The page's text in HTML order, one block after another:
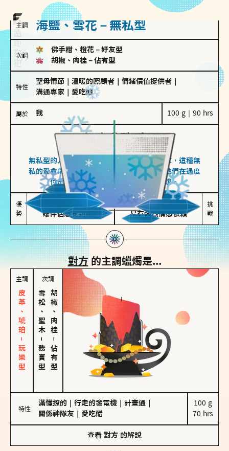
主調 海鹽、雪花－無私型
次調
佛手柑、橙花 － 好友型
胡椒、肉桂 － 佔有型
特性
聖母情節 溫暖的照顧者 情緒價值提供者
溝通專家
愛吃醋
屬於 我 100 g｜90 hrs
無私型
海鹽、雪花
無私型的人傾向用心呵護、滿足另一半的需求，這種無
私的愛會帶來緊密的關係連結，但也可能讓他們在過度
付出中迷失自我，忽略自己真正的需求。
優
勢
讓伴侶感受到關懷
較難設立界線
易有強烈情感依賴
挑
戰
對方的主調蠟燭是...
主調
皮革、琥珀－玩樂型
次調
雪松、聖木
－
務實型
胡椒、肉桂
－
佔有型
特性
滿懂撩的 行走的發電機 計畫通
關係神隊友
愛吃醋
100 g
70 hrs
查看 對方 的解說